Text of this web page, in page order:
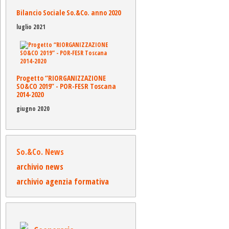
Bilancio Sociale So.&Co. anno 2020
luglio 2021
Progetto “RIORGANIZZAZIONE
SO&CO 2019” - POR-FESR Toscana
2014-2020
giugno 2020
So.&Co. News
archivio news
archivio agenzia formativa